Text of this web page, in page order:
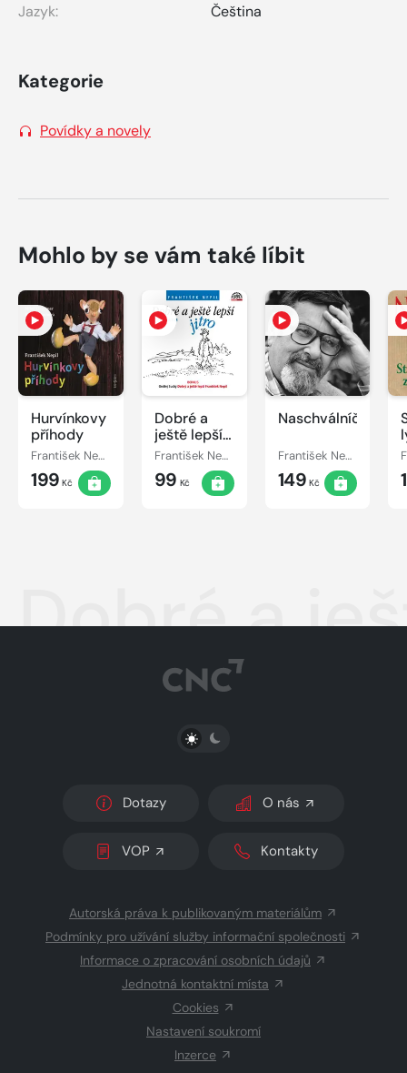
Jazyk:
Čeština
Kategorie
Povídky a novely
Mohlo by se vám také líbit
Hurvínkovy
příhody
František Nepil
199 Kč
Dobré a
ještě lepší
jitro (+
František Nepil
99 Kč
Naschválníčci
František Nepil, Vlastimil Brodský
149 Kč
Dobré a
PŘEPNOUT SVĚTLÝ/TMAVÝ REŽIM
Dotazy O nás
VOP Kontakty
Autorská práva k publikovaným materiálům
Podmínky pro užívání služby informační společnosti
Informace o zpracování osobních údajů
Jednotná kontaktní místa
Cookies
Nastavení soukromí
Inzerce